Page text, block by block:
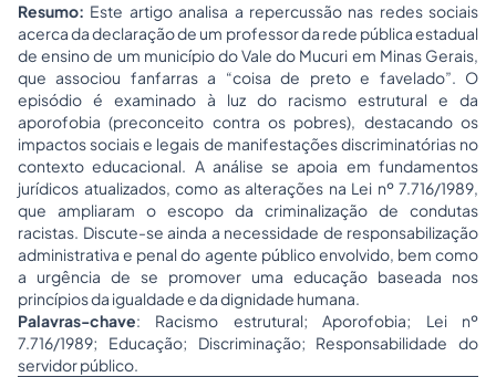
Resumo: Este artigo analisa a repercussão nas redes sociais
acerca da declaração de um professor da rede pública estadual
de ensino de um município do Vale do Mucuri em Minas Gerais,
que associou fanfarras a “coisa de preto e favelado”. O
episódio é examinado à luz do racismo estrutural e da
aporofobia (preconceito contra os pobres), destacando os
impactos sociais e legais de manifestações discriminatórias no
contexto educacional. A análise se apoia em fundamentos
jurídicos atualizados, como as alterações na Lei nº 7.716/1989,
que ampliaram o escopo da criminalização de condutas
racistas. Discute-se ainda a necessidade de responsabilização
administrativa e penal do agente público envolvido, bem como
a urgência de se promover uma educação baseada nos
princípios da igualdade e da dignidade humana.
Palavras-chave: Racismo estrutural; Aporofobia; Lei nº
7.716/1989; Educação; Discriminação; Responsabilidade do
servidor público.